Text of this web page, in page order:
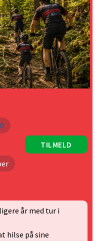
TILMELD
år med tur i
hilse på sine